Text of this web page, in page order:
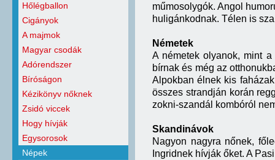
Hőlégballon
Cigányok
A majmok
Magyar csodák
Adórendszer
Bíróságon
Kézikönyv nőknek
Zsidó viccek
Hogy hívják
Egysorosok
Népek
műmosolygók. Angol
huligánkodnak. Télen is
Németek
A németek olyanok, mint
bírnak és még az
Alpokban élnek kis
összes strandján korán
zokni-szandál kombóról
Skandinávok
Nagyon nagyra nőnek,
Ingridnek hívják őket. A